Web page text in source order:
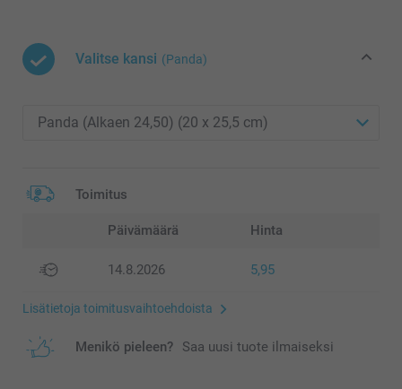
Valitse kansi (Panda)
Toimitus
Päivämäärä Hinta
14.8.2026 5,95
Lisätietoja toimitusvaihtoehdoista
Menikö pieleen? Saa uusi tuote ilmaiseksi